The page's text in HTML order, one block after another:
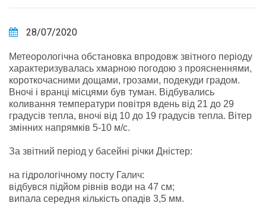
28/07/2020
Метеорологічна обстановка впродовж звітного періоду
характеризувалась хмарною погодою з проясненнями,
короткочасними дощами, грозами, подекуди градом.
Вночі і вранці місцями був туман. Відбувались
коливання температури повітря вдень від 21 до 29
градусів тепла, вночі від 10 до 19 градусів тепла. Вітер
змінних напрямків 5-10 м/с.
За звітний період у басейні річки Дністер:
на гідрологічному посту Галич:
відбувся підйом рівнів води на 47 см;
випала середня кількість опадів 3,5 мм.